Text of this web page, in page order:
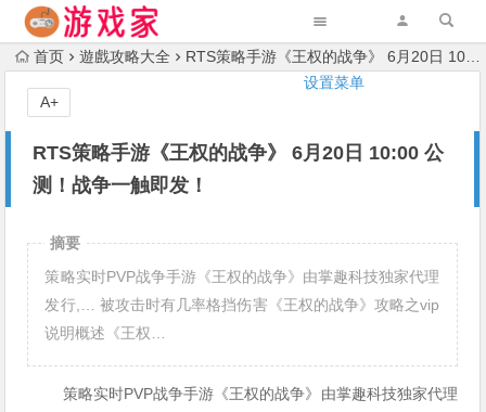
设置菜单
首页 遊戲攻略大全 RTS策略手游《王权的战争》 6月20日 10:00 公测！战争一触即发！
RTS策略手游《王权的战争》 6月20日 10:00 公
测！战争一触即发！
A+
摘要
策略实时PVP战争手游《王权的战争》由掌趣科技独家代理
发行,… 被攻击时有几率格挡伤害《王权的战争》攻略之vip
说明概述《王权…
策略实时PVP战争手游《王权的战争》由掌趣科技独家代理